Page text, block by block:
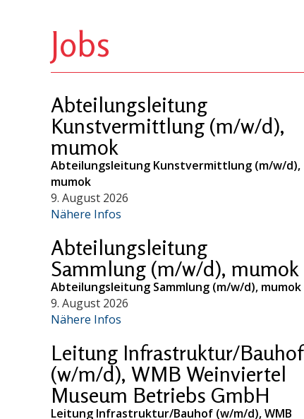
Jobs
Abteilungsleitung
Kunstvermittlung (m/w/d),
mumok
Abteilungsleitung Kunstvermittlung (m/w/d),
mumok
9. August 2026
Nähere Infos
Abteilungsleitung
Sammlung (m/w/d), mumok
Abteilungsleitung Sammlung (m/w/d), mumok
9. August 2026
Nähere Infos
Leitung Infrastruktur/Bauhof
(w/m/d), WMB Weinviertel
Museum Betriebs GmbH
Leitung Infrastruktur/Bauhof (w/m/d), WMB